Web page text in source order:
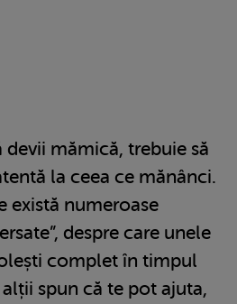
devii mămică, trebuie să
la ceea ce mănânci.
există numeroase
despre care unele
complet în timpul
spun că te pot ajuta,